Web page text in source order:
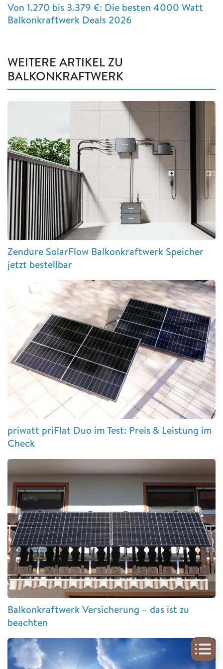
Von 1.270 bis 3.379 €: Die besten 4000 Watt
Balkonkraftwerk Deals 2026
WEITERE ARTIKEL ZU
BALKONKRAFTWERK
Zendure SolarFlow Balkonkraftwerk Speicher
jetzt bestellbar
priwatt priFlat Duo im Test: Preis & Leistung im
Check
Balkonkraftwerk Versicherung – das ist zu
beachten